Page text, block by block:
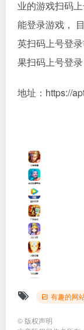
业的游戏扫码
能登录游戏，
英扫码上号登
果扫码上号登
地址： https://
有趣的网
© 版权声明